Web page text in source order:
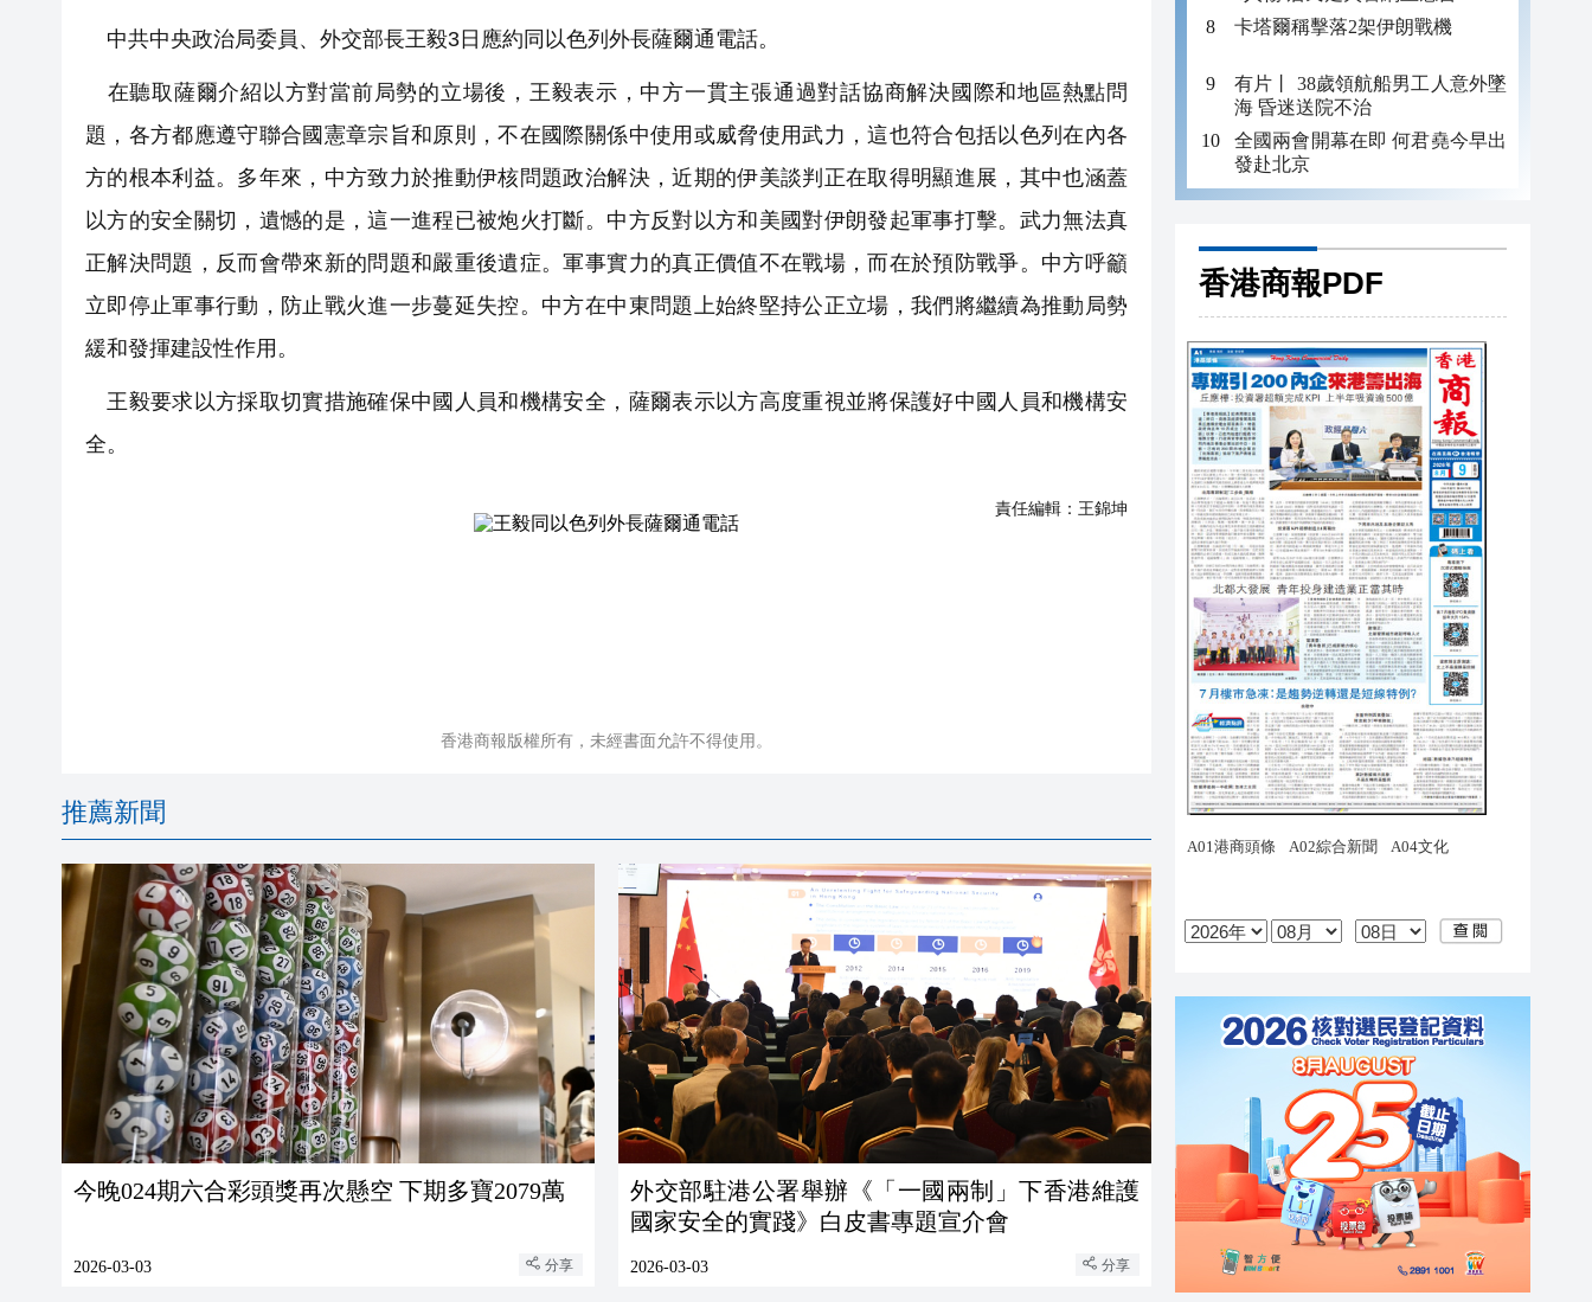
中共中央政治局委員、外交部長王毅3日應約同以色列外長薩爾通電話。
在聽取薩爾介紹以方對當前局勢的立場後，王毅表示，中方一貫主張通過對話協商解決國際和地區熱點問
題，各方都應遵守聯合國憲章宗旨和原則，不在國際關係中使用或威脅使用武力，這也符合包括以色列在內各
方的根本利益。多年來，中方致力於推動伊核問題政治解決，近期的伊美談判正在取得明顯進展，其中也涵蓋
以方的安全關切，遺憾的是，這一進程已被炮火打斷。中方反對以方和美國對伊朗發起軍事打擊。武力無法真
正解決問題，反而會帶來新的問題和嚴重後遺症。軍事實力的真正價值不在戰場，而在於預防戰爭。中方呼籲
立即停止軍事行動，防止戰火進一步蔓延失控。中方在中東問題上始終堅持公正立場，我們將繼續為推動局勢
緩和發揮建設性作用。
王毅要求以方採取切實措施確保中國人員和機構安全，薩爾表示以方高度重視並將保護好中國人員和機構安
全。
責任編輯： 王錦坤
香港商報版權所有，未經書面允許不得使用。
推薦新聞
今晚024期六合彩頭獎再次懸空 下期多寶2079萬
2026-03-03 分享
外交部駐港公署舉辦《「一國兩制」下香港維護
國家安全的實踐》白皮書專題宣介會
2026-03-03 分享
卡塔爾稱擊落2架伊朗戰機
有片丨 38歲領航船男工人意外墜
海 昏迷送院不治
全國兩會開幕在即 何君堯今早出
發赴北京
香港商報PDF